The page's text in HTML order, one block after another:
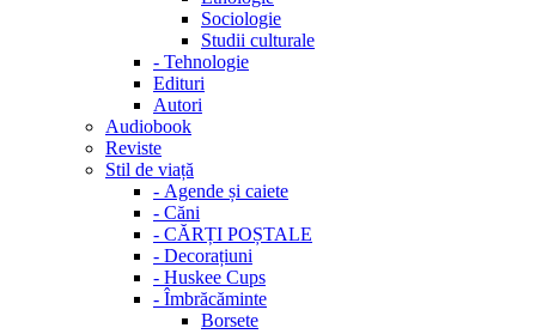
Sociologie
Studii culturale
- Tehnologie
Edituri
Autori
Audiobook
Reviste
Stil de viață
- Agende și caiete
- Căni
- CĂRȚI POȘTALE
- Decorațiuni
- Huskee Cups
- Îmbrăcăminte
Borsete